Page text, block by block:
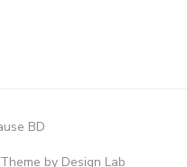
BD
Theme by Design Lab